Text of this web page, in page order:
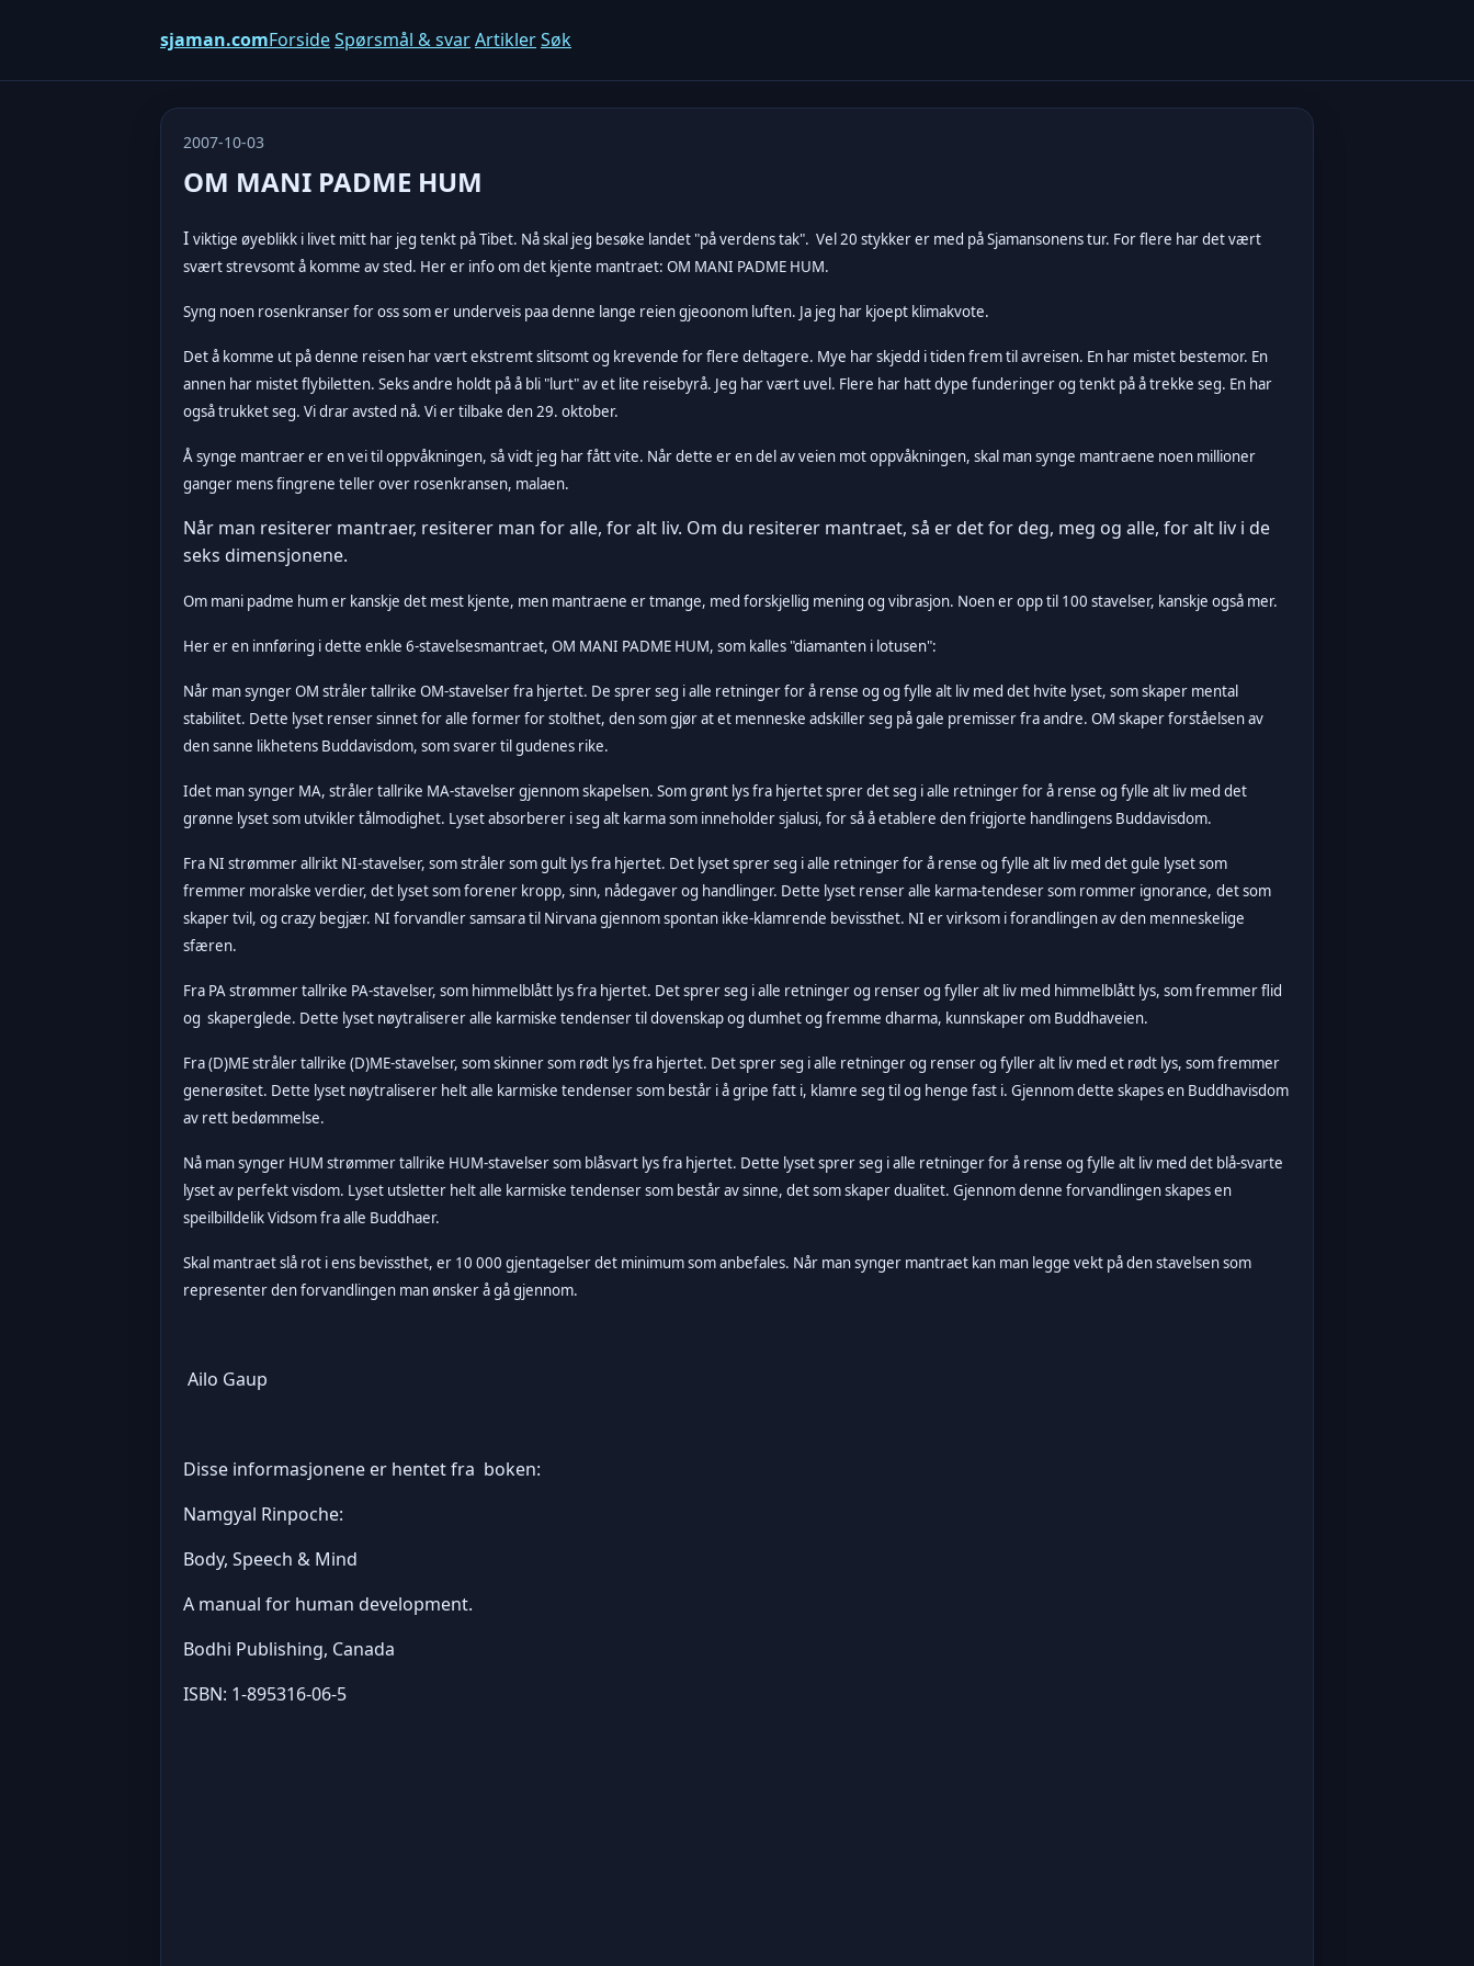
sjaman.comForsideSpørsmål & svarArtiklerSøk
2007-10-03
OM MANI PADME HUM
I viktige øyeblikk i livet mitt har jeg tenkt på Tibet. Nå skal jeg besøke landet "på verdens tak". Vel 20 stykker er med på Sjamansonens tur. For flere har det vært
svært strevsomt å komme av sted. Her er info om det kjente mantraet: OM MANI PADME HUM.
Syng noen rosenkranser for oss som er underveis paa denne lange reien gjeoonom luften. Ja jeg har kjoept klimakvote.
Det å komme ut på denne reisen har vært ekstremt slitsomt og krevende for flere deltagere. Mye har skjedd i tiden frem til avreisen. En har mistet bestemor. En
annen har mistet flybiletten. Seks andre holdt på å bli "lurt" av et lite reisebyrå. Jeg har vært uvel. Flere har hatt dype funderinger og tenkt på å trekke seg. En har
også trukket seg. Vi drar avsted nå. Vi er tilbake den 29. oktober.
Å synge mantraer er en vei til oppvåkningen, så vidt jeg har fått vite. Når dette er en del av veien mot oppvåkningen, skal man synge mantraene noen millioner
ganger mens fingrene teller over rosenkransen, malaen.
Når man resiterer mantraer, resiterer man for alle, for alt liv. Om du resiterer mantraet, så er det for deg, meg og alle, for alt liv i de
seks dimensjonene.
Om mani padme hum er kanskje det mest kjente, men mantraene er tmange, med forskjellig mening og vibrasjon. Noen er opp til 100 stavelser, kanskje også mer.
Her er en innføring i dette enkle 6-stavelsesmantraet, OM MANI PADME HUM, som kalles "diamanten i lotusen":
Når man synger OM stråler tallrike OM-stavelser fra hjertet. De sprer seg i alle retninger for å rense og og fylle alt liv med det hvite lyset, som skaper mental
stabilitet. Dette lyset renser sinnet for alle former for stolthet, den som gjør at et menneske adskiller seg på gale premisser fra andre. OM skaper forståelsen av
den sanne likhetens Buddavisdom, som svarer til gudenes rike.
Idet man synger MA, stråler tallrike MA-stavelser gjennom skapelsen. Som grønt lys fra hjertet sprer det seg i alle retninger for å rense og fylle alt liv med det
grønne lyset som utvikler tålmodighet. Lyset absorberer i seg alt karma som inneholder sjalusi, for så å etablere den frigjorte handlingens Buddavisdom.
Fra NI strømmer allrikt NI-stavelser, som stråler som gult lys fra hjertet. Det lyset sprer seg i alle retninger for å rense og fylle alt liv med det gule lyset som
fremmer moralske verdier, det lyset som forener kropp, sinn, nådegaver og handlinger. Dette lyset renser alle karma-tendeser som rommer ignorance, det som
skaper tvil, og crazy begjær. NI forvandler samsara til Nirvana gjennom spontan ikke-klamrende bevissthet. NI er virksom i forandlingen av den menneskelige
sfæren.
Fra PA strømmer tallrike PA-stavelser, som himmelblått lys fra hjertet. Det sprer seg i alle retninger og renser og fyller alt liv med himmelblått lys, som fremmer flid
og skaperglede. Dette lyset nøytraliserer alle karmiske tendenser til dovenskap og dumhet og fremme dharma, kunnskaper om Buddhaveien.
Fra (D)ME stråler tallrike (D)ME-stavelser, som skinner som rødt lys fra hjertet. Det sprer seg i alle retninger og renser og fyller alt liv med et rødt lys, som fremmer
generøsitet. Dette lyset nøytraliserer helt alle karmiske tendenser som består i å gripe fatt i, klamre seg til og henge fast i. Gjennom dette skapes en Buddhavisdom
av rett bedømmelse.
Nå man synger HUM strømmer tallrike HUM-stavelser som blåsvart lys fra hjertet. Dette lyset sprer seg i alle retninger for å rense og fylle alt liv med det blå-svarte
lyset av perfekt visdom. Lyset utsletter helt alle karmiske tendenser som består av sinne, det som skaper dualitet. Gjennom denne forvandlingen skapes en
speilbilldelik Vidsom fra alle Buddhaer.
Skal mantraet slå rot i ens bevissthet, er 10 000 gjentagelser det minimum som anbefales. Når man synger mantraet kan man legge vekt på den stavelsen som
representer den forvandlingen man ønsker å gå gjennom.
Ailo Gaup
Disse informasjonene er hentet fra boken:
Namgyal Rinpoche:
Body, Speech & Mind
A manual for human development.
Bodhi Publishing, Canada
ISBN: 1-895316-06-5